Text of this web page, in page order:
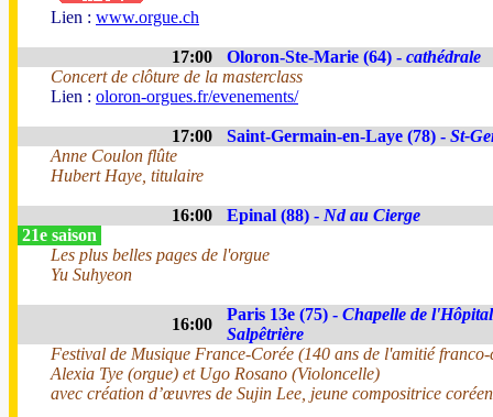
Lien : www.orgue.ch
17:00 Oloron-Ste-Marie (64) - cathédrale
Concert de clôture de la masterclass
Lien : oloron-orgues.fr/evenements/
17:00 Saint-Germain-en-Laye (78) - St-
Anne Coulon flûte
Hubert Haye, titulaire
16:00 Epinal (88) - Nd au Cierge
21e saison
Les plus belles pages de l'orgue
Yu Suhyeon
16:00
Paris 13e (75) - Chapelle de
Salpêtrière
Festival de Musique France-Corée (140 ans de l'amitié franco-
Alexia Tye (orgue) et Ugo Rosano (Violoncelle)
avec création d’œuvres de Sujin Lee, jeune compositrice